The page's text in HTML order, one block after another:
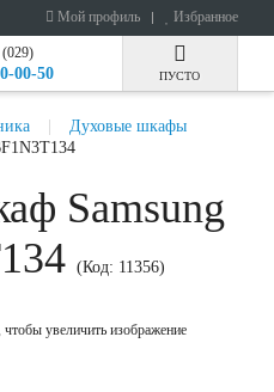
Мой профиль Избранное
(029)
00-50 ПУСТО
Духовые шкафы
Samsung
(Код: 11356)
увеличить изображение